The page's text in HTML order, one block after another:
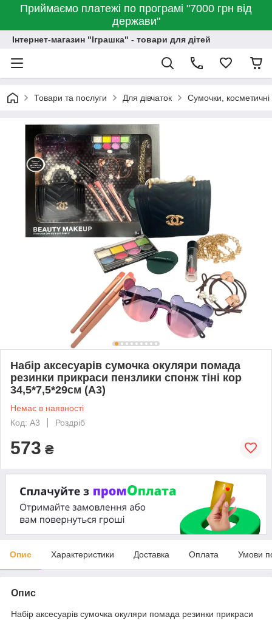
Приймаємо платежі по програмі "7000 грн від
держави"
Інтернет-магазин "Іграшка" - товари для дітей
Товари та послуги Для дівчаток Сумочки,
Набір аксесуарів сумочка окуляри помада
резинки прикраси пензлики спонж тіні кор
34,5*7,5*29см (A3)
Немає в наявності
Код: A3
Роздріб
573 ₴
Опис Характеристики Доставка Оплата Умови
Опис
Набір аксесуарів сумочка окуляри помада резинки прикраси